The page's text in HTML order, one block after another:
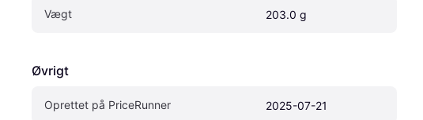
Vægt 203.0 g
Øvrigt
Oprettet på PriceRunner 2025-07-21